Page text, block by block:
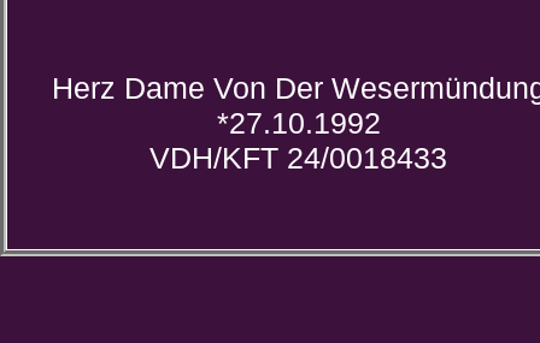
Herz Dame Von Der
*27.10.1992
VDH/KFT 24/0018433